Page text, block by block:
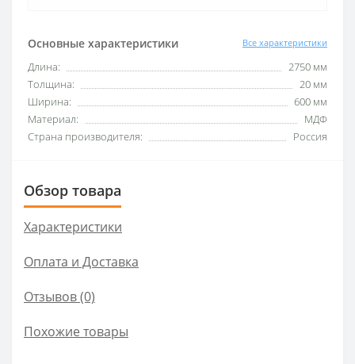
Основные характеристики Все характеристики
Длина:
2750 мм
Толщина:
20 мм
Ширина:
600 мм
Материал:
МДФ
Страна производителя:
Россия
Обзор товара
Характеристики
Оплата и Доставка
Отзывов (0)
Похожие товары